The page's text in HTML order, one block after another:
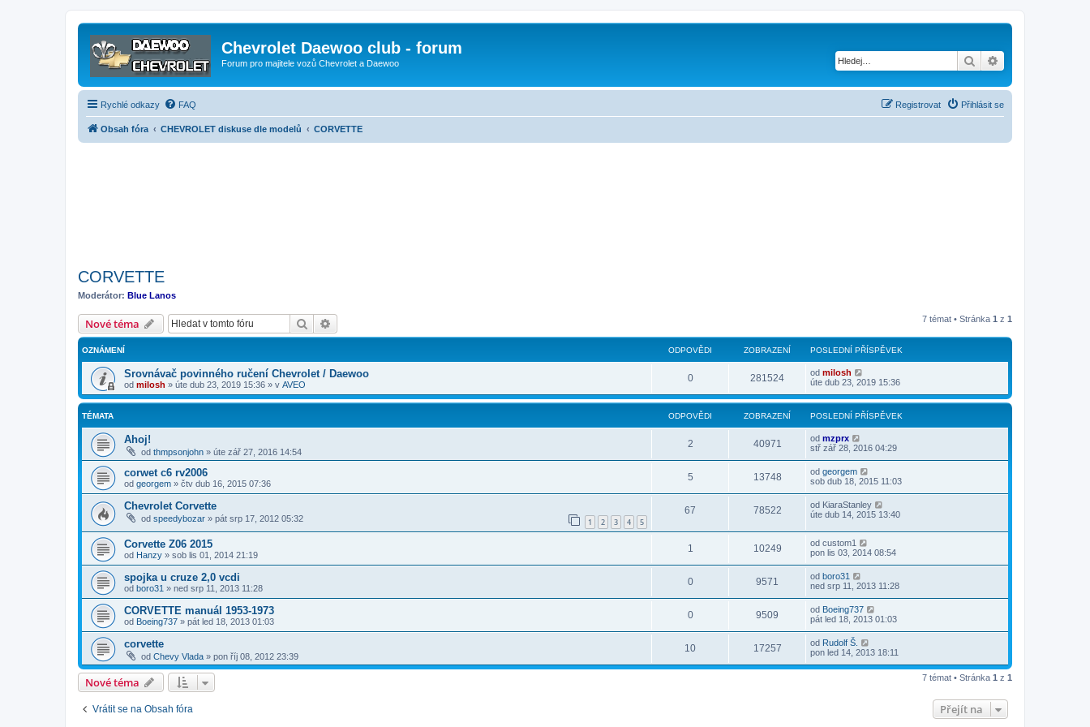
Chevrolet Daewoo club - forum
Forum pro majitele vozů Chevrolet a Daewoo Hledat
Rychlé odkazy FAQ Přihlásit se
Registrovat
Obsah fóra CHEVROLET diskuse dle modelů CORVETTE
CORVETTE
Moderátor: Blue Lanos
Nové téma Hledat 7 témat • Stránka 1 z 1
OZNÁMENÍ ODPOVĚDI ZOBRAZENÍ POSLEDNÍ PŘÍSPĚVEK
Srovnávač povinného ručení Chevrolet / Daewoo
od milosh » úte dub 23, 2019 15:36 » v AVEO
0 281524 od milosh
úte dub 23, 2019 15:36
TÉMATA ODPOVĚDI ZOBRAZENÍ POSLEDNÍ PŘÍSPĚVEK
Ahoj!
od thmpsonjohn » úte zář 27, 2016 14:54
2 40971 od mzprx
stř zář 28, 2016 04:29
corwet c6 rv2006
od georgem » čtv dub 16, 2015 07:36
5 13748 od georgem
sob dub 18, 2015 11:03
Chevrolet Corvette
od speedybozar » pát srp 17, 2012 05:32 1 2 3 4 5
67 78522 od KiaraStanley
úte dub 14, 2015 13:40
Corvette Z06 2015
od Hanzy » sob lis 01, 2014 21:19
1 10249 od custom1
pon lis 03, 2014 08:54
spojka u cruze 2,0 vcdi
od boro31 » ned srp 11, 2013 11:28
0 9571 od boro31
ned srp 11, 2013 11:28
CORVETTE manuál 1953-1973
od Boeing737 » pát led 18, 2013 01:03
0 9509 od Boeing737
pát led 18, 2013 01:03
corvette
od Chevy Vlada » pon říj 08, 2012 23:39
10 17257 od Rudolf Š.
pon led 14, 2013 18:11
Nové téma 7 témat • Stránka 1 z 1
Vrátit se na Obsah fóra Přejít na